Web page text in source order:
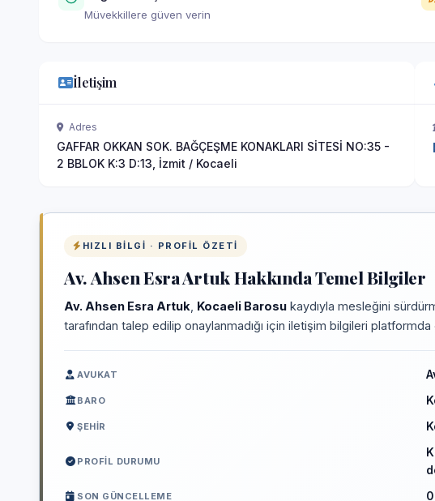
Müvekkillere güven verin
İletişim
Adres
GAFFAR OKKAN SOK. BAĞÇEŞME KONAKLARI SİTESİ NO:35 -
2 BBLOK K:3 D:13, İzmit / Kocaeli
HIZLI BILGI · PROFIL ÖZETI
Av. Ahsen Esra Artuk Hakkında Temel Bilgiler
Av. Ahsen Esra Artuk Kocaeli Barosu kaydıyla mesleğini
tarafından talep edilip onaylanmadığı için iletişim bilgileri platformda
AVUKAT
BARO
ŞEHIR
PROFIL DURUMU
SON GÜNCELLEME